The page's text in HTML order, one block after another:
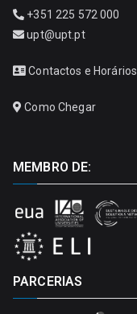
+351 225 572 000
upt@upt.pt
Contactos e Horários
Como Chegar
MEMBRO DE:
PARCERIAS